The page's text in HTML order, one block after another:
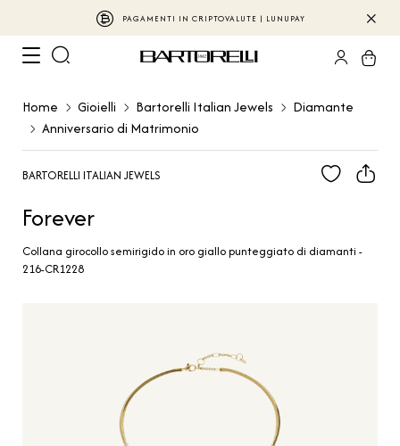
PAGAMENTI IN CRIPTOVALUTE | LUNUPAY
Home Gioielli Bartorelli Italian Jewels
Diamante
Anniversario di Matrimonio
BARTORELLI ITALIAN JEWELS
Forever
Collana girocollo semirigido in oro giallo punteggiato di diamanti -
216-CR1228